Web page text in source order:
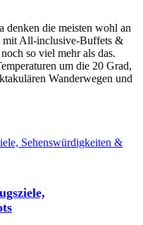
denken die meisten wohl an
mit All-inclusive-Buffets &
so viel mehr als das.
um die 20 Grad,
Wanderwegen und